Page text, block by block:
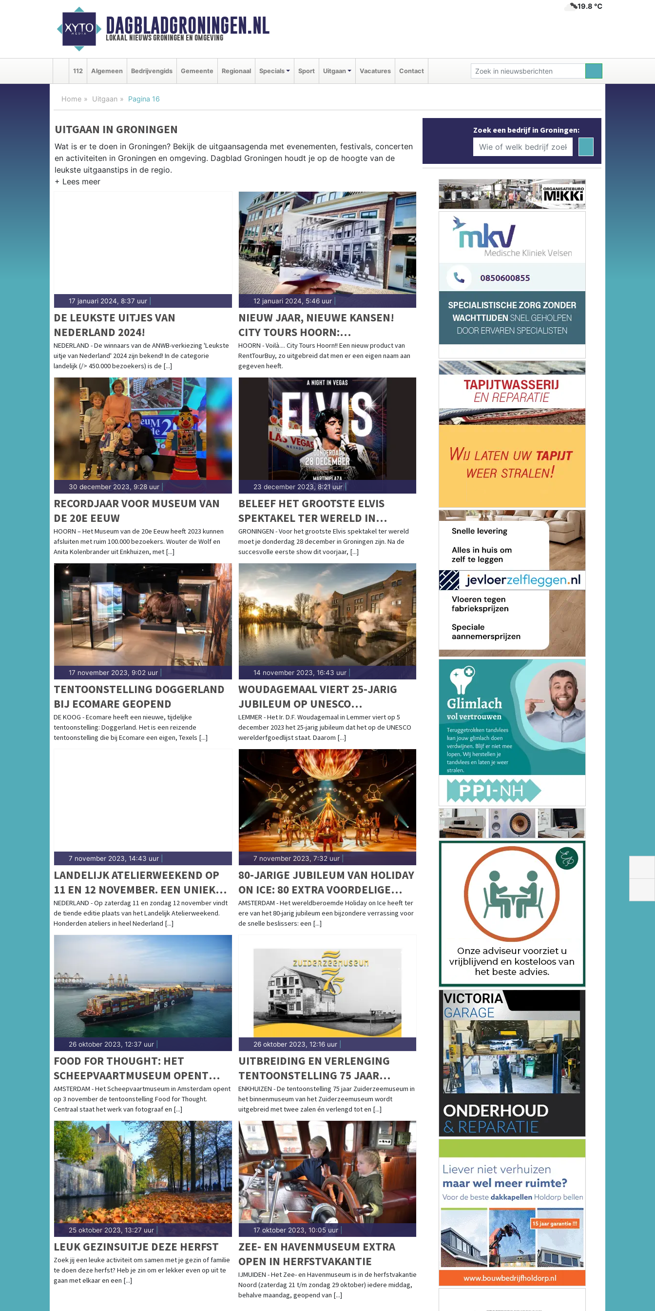
DAGBLADGRONINGEN.NL
lokaal nieuws groningen en omgeving
19.8 ℃
112 Algemeen Bedrijvengids Gemeente Regionaal Specials Sport Uitgaan Vacatures Contact
Home Uitgaan Pagina 16
UITGAAN IN GRONINGEN
Wat is er te doen in Groningen? Bekijk de uitgaansagenda met evenementen, festivals, concerten
en activiteiten in Groningen en omgeving. Dagblad Groningen houdt je op de hoogte van de
leukste uitgaanstips in de regio.
Van markten en culturele evenementen tot muziekfestivals en culinaire events - ontdek het
complete uitgaansaanbod op dagbladgroningen.nl.
17 januari 2024, 8:37 uur
DE LEUKSTE UITJES VAN
NEDERLAND 2024!
NEDERLAND - De winnaars van de ANWB-verkiezing 'Leukste
uitje van Nederland' 2024 zijn bekend! In de categorie
landelijk (/> 450.000 bezoekers) is de [...]
12 januari 2024, 5:46 uur|
NIEUW JAAR, NIEUWE KANSEN!
CITY TOURS HOORN:
PROFESSIONEEL BEGELEIDE TOURS
DOOR HOORN EN WEST-FRIESLAND
HOORN - Voilà.... City Tours Hoorn!! Een nieuw product van
RentTourBuy, zo uitgebreid dat men er een eigen naam aan
gegeven heeft.
30 december 2023, 9:28 uur
RECORDJAAR VOOR MUSEUM VAN
DE 20E EEUW
HOORN – Het Museum van de 20e Eeuw heeft 2023 kunnen
afsluiten met ruim 100.000 bezoekers. Wouter de Wolf en
Anita Kolenbrander uit Enkhuizen, met [...]
23 december 2023, 8:21 uur|
BELEEF HET GROOTSTE ELVIS
SPEKTAKEL TER WERELD IN
GRONINGEN
GRONINGEN - Voor het grootste Elvis spektakel ter wereld
moet je donderdag 28 december in Groningen zijn. Na de
succesvolle eerste show dit voorjaar, [...]
17 november 2023, 9:02 uur
TENTOONSTELLING DOGGERLAND
BIJ ECOMARE GEOPEND
DE KOOG - Ecomare heeft een nieuwe, tijdelijke
tentoonstelling: Doggerland. Het is een reizende
tentoonstelling die bij Ecomare een eigen, Texels [...]
14 november 2023, 16:43 uur|
WOUDAGEMAAL VIERT 25-JARIG
JUBILEUM OP UNESCO
WERELDERFGOEDLIJST
LEMMER - Het Ir. D.F. Woudagemaal in Lemmer viert op 5
december 2023 het 25-jarig jubileum dat het op de UNESCO
werelderfgoedlijst staat. Daarom [...]
7 november 2023, 14:43 uur
LANDELIJK ATELIERWEEKEND OP
11 EN 12 NOVEMBER. EEN UNIEKE
KIJK IN HONDERDEN ATELIERS
DOOR HET HELE LAND
NEDERLAND - Op zaterdag 11 en zondag 12 november vindt
de tiende editie plaats van het Landelijk Atelierweekend.
Honderden ateliers in heel Nederland [...]
7 november 2023, 7:32 uur|
80-JARIGE JUBILEUM VAN HOLIDAY
ON ICE: 80 EXTRA VOORDELIGE
JUBILEUM FAMILIETICKETS PER
SHOW BESCHIKBAAR
AMSTERDAM - Het wereldberoemde Holiday on Ice heeft ter
ere van het 80-jarig jubileum een bijzondere verrassing voor
de snelle beslissers: een [...]
26 oktober 2023, 12:37 uur
FOOD FOR THOUGHT: HET
SCHEEPVAARTMUSEUM OPENT
TENTOONSTELLING OVER DE
VERBORGEN WERELD ACHTER ONS
VOEDSEL
AMSTERDAM - Het Scheepvaartmuseum in Amsterdam opent
op 3 november de tentoonstelling Food for Thought.
Centraal staat het werk van fotograaf en [...]
26 oktober 2023, 12:16 uur|
UITBREIDING EN VERLENGING
TENTOONSTELLING 75 JAAR
ZUIDERZEEMUSEUM
ENKHUIZEN - De tentoonstelling 75 jaar Zuiderzeemuseum in
het binnenmuseum van het Zuiderzeemuseum wordt
uitgebreid met twee zalen én verlengd tot en [...]
25 oktober 2023, 13:27 uur
LEUK GEZINSUITJE DEZE HERFST
Zoek jij een leuke activiteit om samen met je gezin of familie
te doen deze herfst? Heb je zin om er lekker even op uit te
gaan met elkaar en een [...]
17 oktober 2023, 10:05 uur|
ZEE- EN HAVENMUSEUM EXTRA
OPEN IN HERFSTVAKANTIE
IJMUIDEN - Het Zee- en Havenmuseum is in de herfstvakantie
Noord (zaterdag 21 t/m zondag 29 oktober) iedere middag,
behalve maandag, geopend van [...]
Zoek een bedrijf in Groningen: